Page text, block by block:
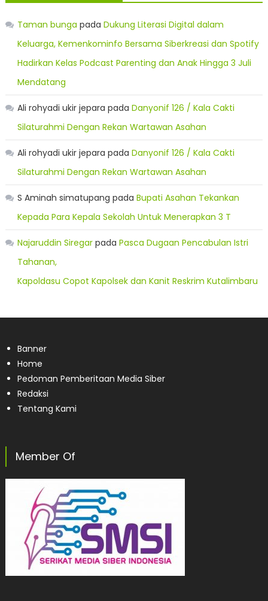
Taman bunga pada Dukung Literasi Digital dalam
Keluarga, Kemenkominfo Bersama Siberkreasi dan Spotify
Hadirkan Kelas Podcast Parenting dan Anak Hingga 3 Juli
Mendatang
Ali rohyadi ukir jepara pada Danyonif 126 / Kala Cakti
Silaturahmi Dengan Rekan Wartawan Asahan
Ali rohyadi ukir jepara pada Danyonif 126 / Kala Cakti
Silaturahmi Dengan Rekan Wartawan Asahan
S Aminah simatupang pada Bupati Asahan Tekankan
Kepada Para Kepala Sekolah Untuk Menerapkan 3 T
Najaruddin Siregarpada Pasca Dugaan Pencabulan Istri
Tahanan,
Kapoldasu Copot Kapolsek dan Kanit Reskrim Kutalimbaru
Banner
Home
Pedoman Pemberitaan Media Siber
Redaksi
Tentang Kami
Member Of